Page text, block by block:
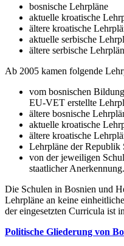
bosnische Lehrpläne
aktuelle kroatische
ältere kroatische
aktuelle serbische
ältere serbische
Ab 2005 kamen folgende
vom bosnischen
EU-VET erstellte
ältere bosnische
aktuelle kroatische
ältere kroatische
Lehrpläne der Republik
von der jeweiligen
staatlicher Anerkennung.
Die Schulen in Bosnien und
Lehrpläne an keine
der eingesetzten Curricula ist
Politische Gliederung von